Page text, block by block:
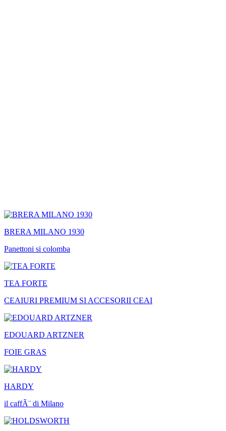
BRERA MILANO 1930
Panettoni si colomba
TEA FORTE
CEAIURI PREMIUM SI ACCESORII CEAI
EDOUARD ARTZNER
FOIE GRAS
HARDY
il caffÃ¨ di Milano